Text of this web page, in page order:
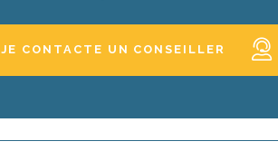
JE CONTACTE UN CONSEILLER